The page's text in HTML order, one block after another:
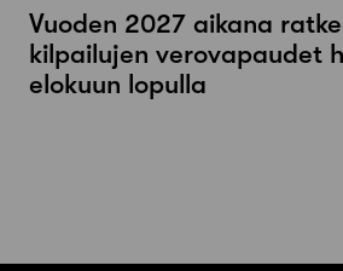
Vuoden 2027 aikana
kilpailujen verovapaudet
elokuun lopulla